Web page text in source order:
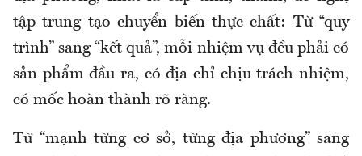
tập trung tạo chuyển biến thực chất: Từ “quy
trình” sang “kết quả”, mỗi nhiệm vụ đều phải có
sản phẩm đầu ra, có địa chỉ chịu trách nhiệm,
có mốc hoàn thành rõ ràng.
Từ “mạnh từng cơ sở, từng địa phương” sang